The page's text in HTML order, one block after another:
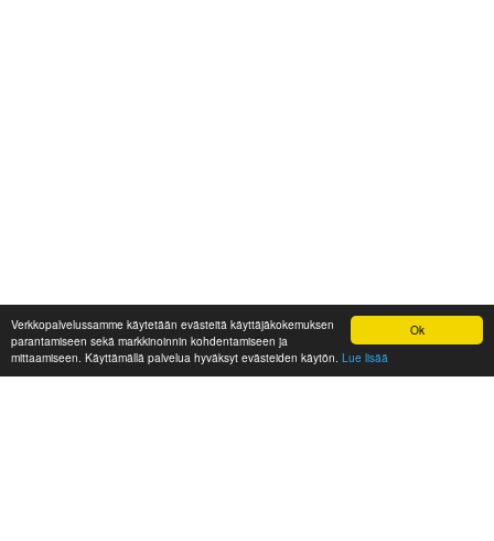
Ok
Verkkopalvelussamme käytetään evästeitä käyttäjäkokemuksen
parantamiseen sekä markkinoinnin kohdentamiseen ja
mittaamiseen. Käyttämällä palvelua hyväksyt evästeiden käytön. Lue lisää